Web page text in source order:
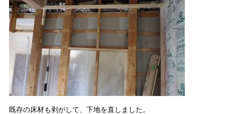
既存の床材も剥がして、下地を直しました。